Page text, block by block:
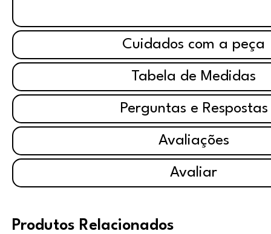
Cuidados com a peça
Tabela de Medidas
Perguntas e Respostas
Avaliações
Avaliar
Produtos Relacionados